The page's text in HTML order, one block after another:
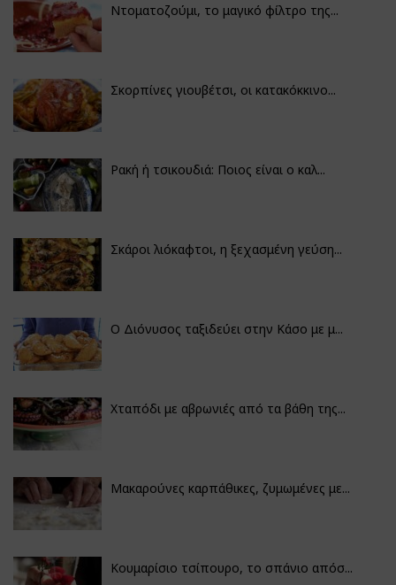
Ντοματοζούμι, το μαγικό φίλτρο της...
Σκορπίνες γιουβέτσι, οι κατακόκκινο...
Ρακή ή τσικουδιά: Ποιος είναι ο καλ...
Σκάροι λιόκαφτοι, η ξεχασμένη γεύση...
Ο Διόνυσος ταξιδεύει στην Κάσο με μ...
Χταπόδι με αβρωνιές από τα βάθη της...
Μακαρούνες καρπάθικες, ζυμωμένες με...
Κουμαρίσιο τσίπουρο, το σπάνιο απόσ...